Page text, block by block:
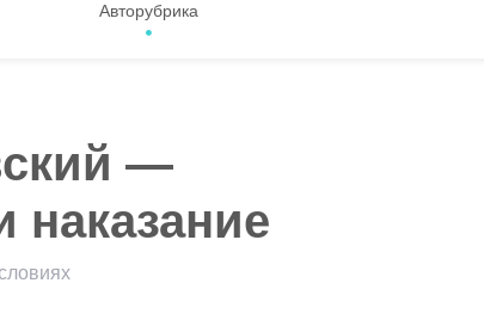
Авторубрика
—
наказание